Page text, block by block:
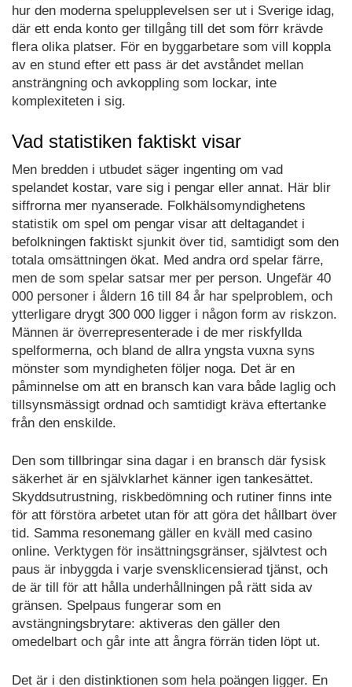
hur den moderna spelupplevelsen ser ut i Sverige idag,
där ett enda konto ger tillgång till det som förr krävde
flera olika platser. För en byggarbetare som vill koppla
av en stund efter ett pass är det avståndet mellan
ansträngning och avkoppling som lockar, inte
komplexiteten i sig.
Vad statistiken faktiskt visar
Men bredden i utbudet säger ingenting om vad
spelandet kostar, vare sig i pengar eller annat. Här blir
siffrorna mer nyanserade. Folkhälsomyndighetens
statistik om spel om pengar visar att deltagandet i
befolkningen faktiskt sjunkit över tid, samtidigt som den
totala omsättningen ökat. Med andra ord spelar färre,
men de som spelar satsar mer per person. Ungefär 40
000 personer i åldern 16 till 84 år har spelproblem, och
ytterligare drygt 300 000 ligger i någon form av riskzon.
Männen är överrepresenterade i de mer riskfyllda
spelformerna, och bland de allra yngsta vuxna syns
mönster som myndigheten följer noga. Det är en
påminnelse om att en bransch kan vara både laglig och
tillsynsmässigt ordnad och samtidigt kräva eftertanke
från den enskilde.
Den som tillbringar sina dagar i en bransch där fysisk
säkerhet är en självklarhet känner igen tankesättet.
Skyddsutrustning, riskbedömning och rutiner finns inte
för att förstöra arbetet utan för att göra det hållbart över
tid. Samma resonemang gäller en kväll med casino
online. Verktygen för insättningsgränser, självtest och
paus är inbyggda i varje svensklicensierad tjänst, och
de är till för att hålla underhållningen på rätt sida av
gränsen. Spelpaus fungerar som en
avstängningsbrytare: aktiveras den gäller den
omedelbart och går inte att ångra förrän tiden löpt ut.
Det är i den distinktionen som hela poängen ligger. En